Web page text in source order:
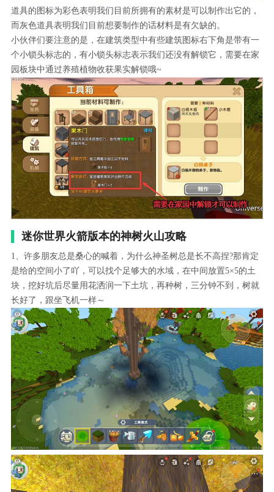
道具的图标为彩色表明我们目前所拥有的素材是可以制作出它的，
而灰色道具表明我们目前想要制作的话材料是有欠缺的。
小伙伴们要注意的是，在建筑类型中有些建筑图标右下角是带有一
个小锁头标志的，有小锁头标志表示我们还没有解锁它，需要在家
园板块中通过养殖植物收获果实解锁哦~
迷你世界火箭版本的神树火山攻略
1、许多朋友总是桑心的喊着，为什么神圣树总是长不高捏?那肯定
是给的空间小了吖，可以找个足够大的水域，在中间放置5×5的土
块，挖好坑后尽量用花洒润一下土坑，再种树，三分钟不到，树就
长好了，跟坐飞机一样～